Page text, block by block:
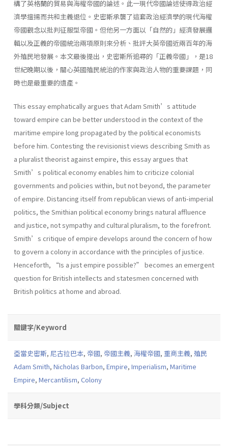
構了英格蘭的貿易與海權帝國的論述。此一現代帝國論述使得政治經
濟學擅揚而共和主義退位。史密斯承襲了這套政治經濟學的現代海權
帝國觀念以批判征服型帝國。但他另一方面以「自然的」經濟發展邏
輯以及正義的帝國統治兩項原則來分析、批評大英帝國近兩百年的海
外殖民地發展。本文最後提出，史密斯所追尋的「正義帝國」，是18
世紀晚期以後，關心英國殖民統治的作家與政治人物的重要課題，同
時也是最重要的遺產。
This essay emphatically argues that Adam Smith’s attitude
toward empire can be better understood in the context of the
maritime empire long propagated by the political economists
before him. Contesting the revisionist views describing Smith as
a pluralist theorist against empire, this essay argues that
Smith’s political economy enables him to criticize colonial
governments and policies within, but not beyond, the parameter
of empire. Distancing itself from republican views of anti-imperial
politics, the Smithian political economy brings natural affluence
and justice, not sympathy and cultural pluralism, to the forefront.
Smith’s critique of empire develops around the concern of how
to govern a colony in accordance with the principles of justice.
Henceforth, “Is a just empire possible?” becomes an emergent
question for British intellects and statesmen concerned with
British politics at home and abroad.
關鍵字/Keyword
亞當史密斯, 尼古拉巴本, 帝國, 帝國主義, 海權帝國, 重商主義, 殖民
Adam Smith, Nicholas Barbon, Empire, Imperialism, Maritime
Empire, Mercantilism, Colony
學科分類/Subject